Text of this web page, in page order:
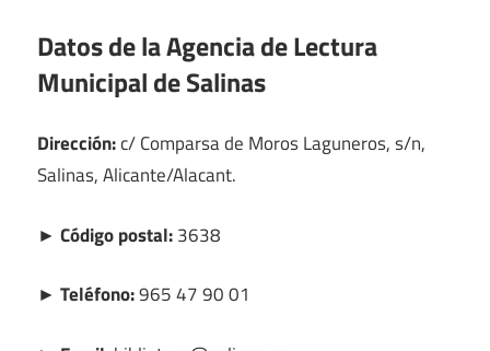
Datos de la Agencia de Lectura
Municipal de Salinas
Dirección:c/ Comparsa de Moros Laguneros, s/n,
Salinas, Alicante/Alacant.
► Código postal:3638
► Teléfono:965 47 90 01